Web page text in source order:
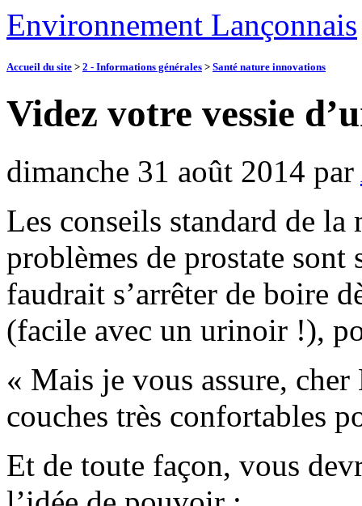
Environnement Lançonnais
Accueil du site > 2 - Informations générales > Santé nature innovations
Videz votre vessie
dimanche 31 août 2014 par
Les conseils standard de
problèmes de prostate
faudrait s’arrêter de boire
(facile avec un urinoir !),
« Mais je vous assure,
couches très confortables
Et de toute façon, vous